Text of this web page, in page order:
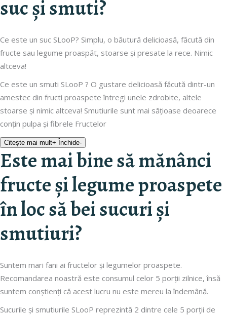
suc și smuti?
Ce este un suc SLooP? Simplu, o băutură delicioasă, făcută din
fructe sau legume proaspăt, stoarse și presate la rece. Nimic
altceva!
Ce este un smuti SLooP ? O gustare delicioasă făcută dintr-un
amestec din fructi proaspete întregi unele zdrobite, altele
stoarse și nimic altceva! Smutiurile sunt mai sățioase deoarece
conțin pulpa și fibrele Fructelor
Citește mai mult+ Închide-
Este mai bine să mănânci
fructe și legume proaspete
în loc să bei sucuri și
smutiuri?
Suntem mari fani ai fructelor și legumelor proaspete.
Recomandarea noastră este consumul celor 5 porții zilnice, însă
suntem conștienți că acest lucru nu este mereu la îndemână.
Sucurile și smutiurile SLooP reprezintă 2 dintre cele 5 porții de